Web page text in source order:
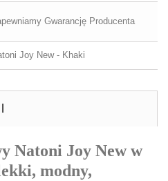
Gwarancję Producenta
Joy New - Khaki
Natoni Joy New w
modny,